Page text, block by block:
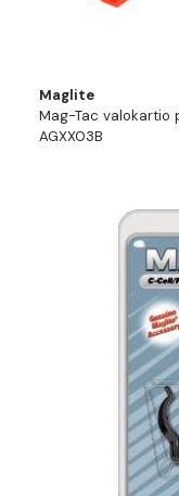
Maglite
Mag-Tac valokartio
AGXX03B